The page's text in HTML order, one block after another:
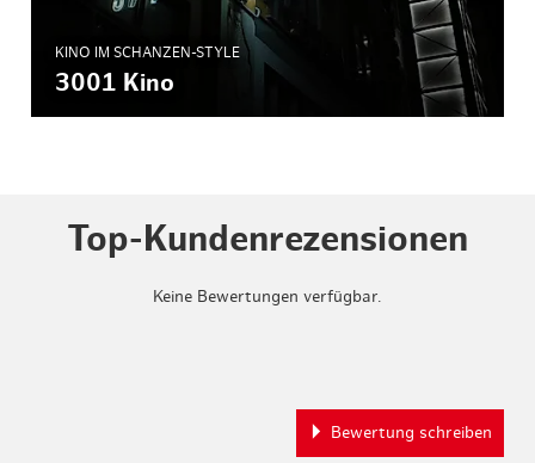
KINO IM SCHANZEN-STYLE
3001 Kino
Top-Kundenrezensionen
Keine Bewertungen verfügbar.
Bewertung schreiben